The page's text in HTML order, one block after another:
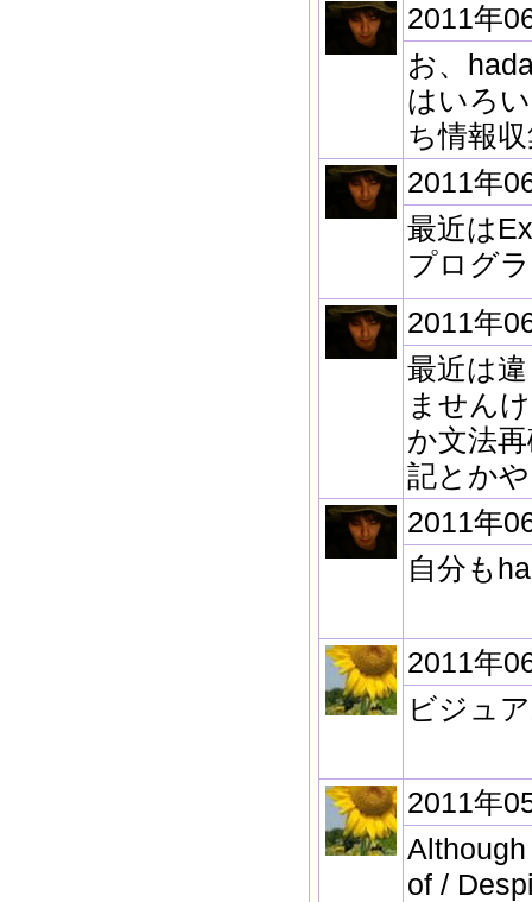
2011年
お、
はいろ
ち情報
2011年
最近は
プログ
2011年
最近は
ません
か文法
記とか
2011年
自分も
2011年
ビジュ
2011年
of /